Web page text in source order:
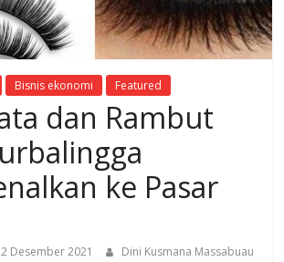
Bisnis ekonomi Featured
dan Rambut
ke Pasar
Desember 2021
Dini Kusmana Massabuau